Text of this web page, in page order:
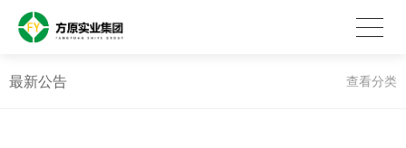
最新公告 查看分类